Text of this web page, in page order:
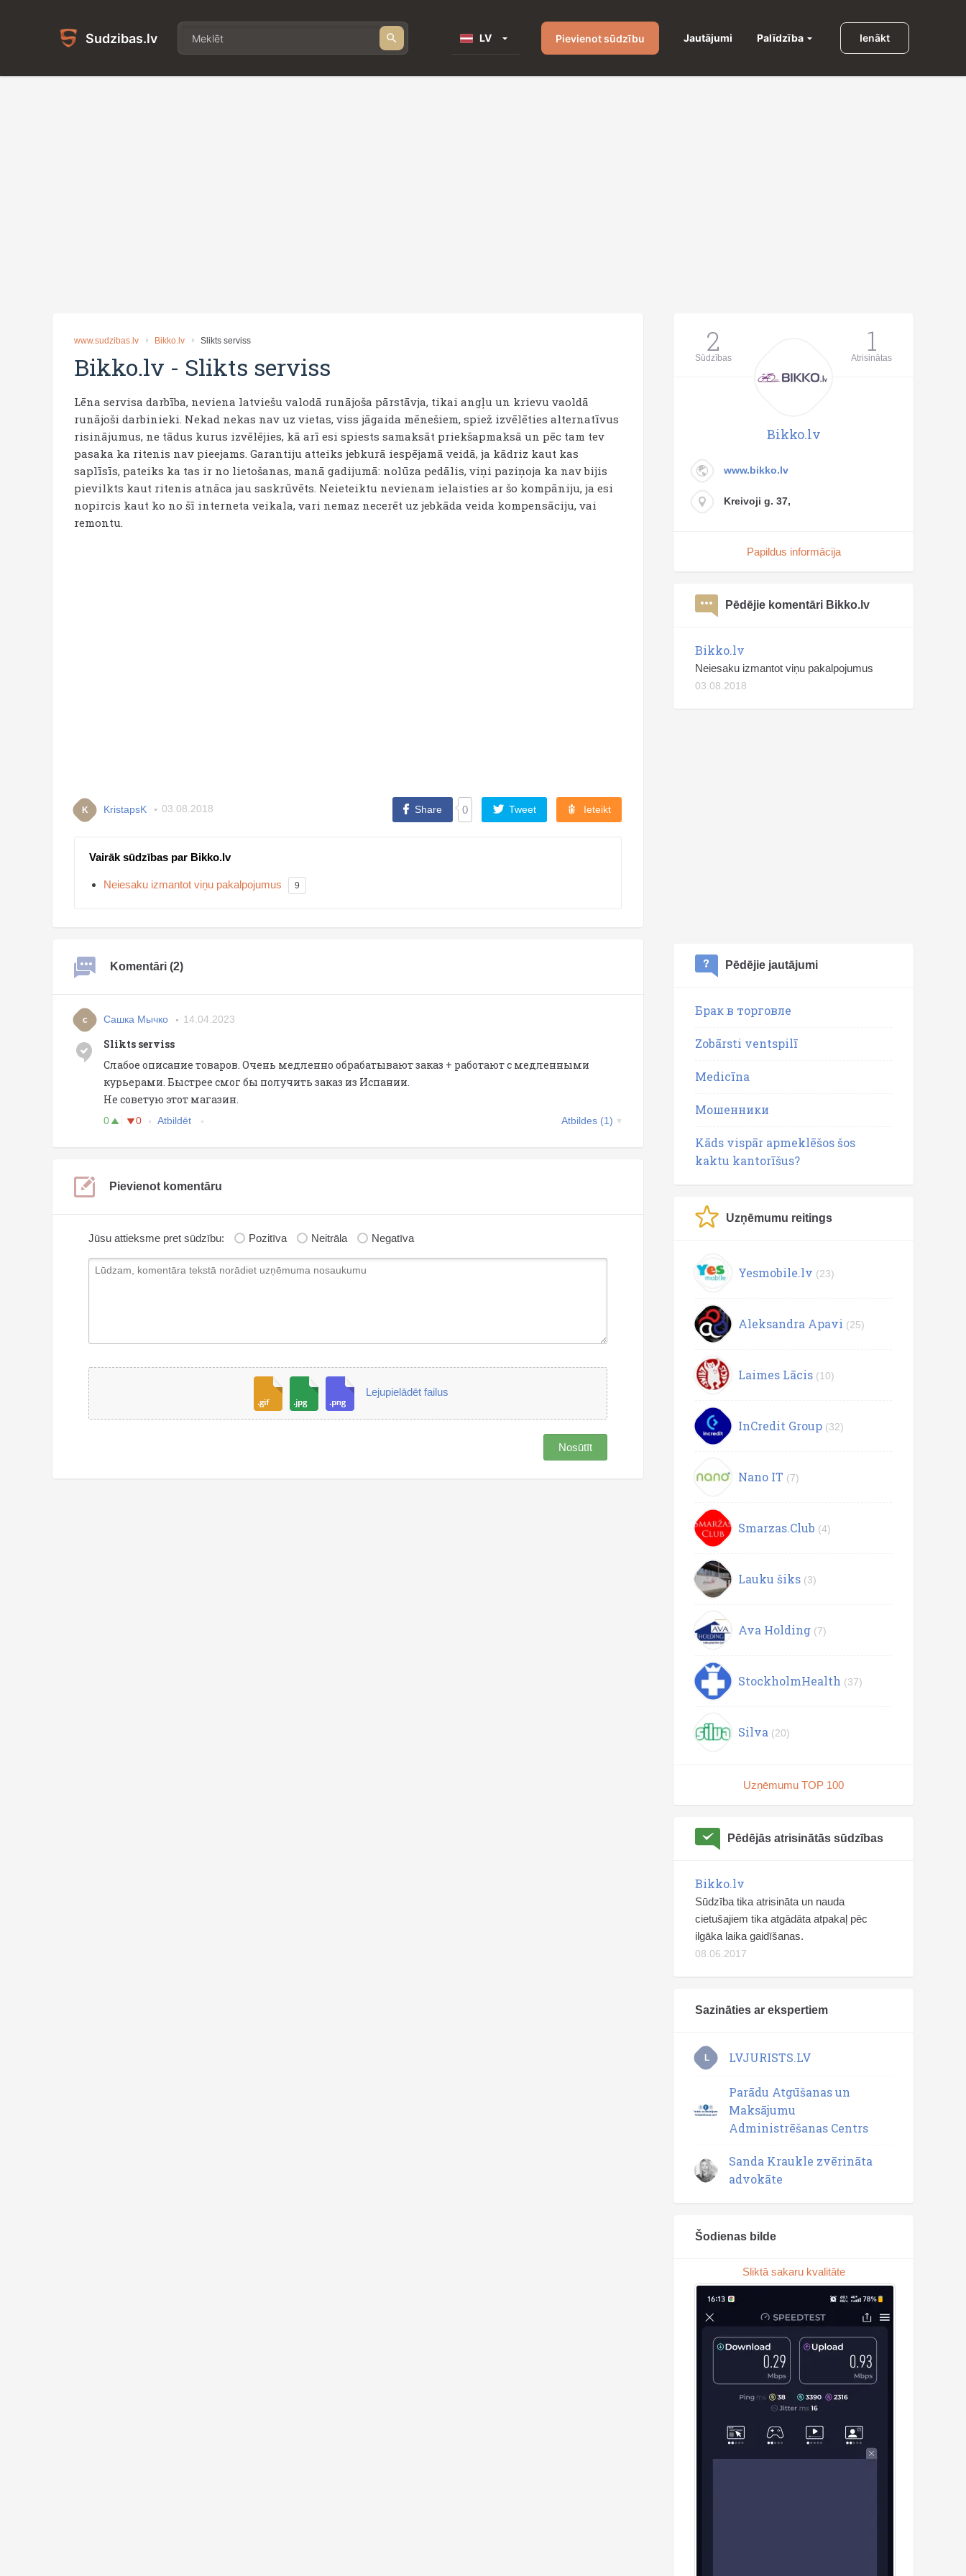
Sudzibas.lv LV Pievienot sūdzību Jautājumi Palīdzība Ienākt
www.sudzibas.lv Bikko.lv Slikts serviss
Bikko.lv - Slikts serviss
Lēna servisa darbība, neviena latviešu valodā runājoša pārstāvja, tikai angļu un krievu vaoldā
runājoši darbinieki. Nekad nekas nav uz vietas, viss jāgaida mēnešiem, spiež izvēlēties alternatīvus
risinājumus, ne tādus kurus izvēlējies, kā arī esi spiests samaksāt priekšapmaksā un pēc tam tev
pasaka ka ritenis nav pieejams. Garantiju atteiks jebkurā iespējamā veidā, ja kādriz kaut kas
saplīsīs, pateiks ka tas ir no lietošanas, manā gadijumā: nolūza pedālis, viņi paziņoja ka nav bijis
pievilkts kaut ritenis atnāca jau saskrūvēts. Neieteiktu nevienam ielaisties ar šo kompāniju, ja esi
nopircis kaut ko no šī interneta veikala, vari nemaz necerēt uz jebkāda veida kompensāciju, vai
remontu.
K KristapsK 03.08.2018 Share 0 Tweet Ieteikt
Vairāk sūdzības par Bikko.lv
Neiesaku izmantot viņu pakalpojumus 9
Komentāri (2)
с Сашка Мычко 14.04.2023
Slikts serviss
Слабое описание товаров. Очень медленно обрабатывают заказ + работают с медленными
курьерами. Быстрее смог бы получить заказ из Испании.
Не советую этот магазин.
0 0 Atbildēt Atbildes (1)
Pievienot komentāru
Jūsu attieksme pret sūdzību: Pozitīva Neitrāla Negatīva
Lejupielādēt failus
Nosūtīt
2
Sūdzības 1
Atrisinātas
Bikko.lv
www.bikko.lv
Kreivoji g. 37,
Papildus informācija
Pēdējie komentāri Bikko.lv
Bikko.lv
Neiesaku izmantot viņu pakalpojumus
03.08.2018
Pēdējie jautājumi
Брак в торговле
Zobārsti ventspilī
Medicīna
Мошенники
Kāds vispār apmeklēšos šos
kaktu kantorīšus?
Uzņēmumu reitings
Yesmobile.lv (23)
Aleksandra Apavi (25)
Laimes Lācis (10)
InCredit Group (32)
Nano IT (7)
Smarzas.Club (4)
Lauku šiks (3)
Ava Holding (7)
StockholmHealth (37)
Silva (20)
Uzņēmumu TOP 100
Pēdējās atrisinātās sūdzības
Bikko.lv
Sūdzība tika atrisināta un nauda
cietušajiem tika atgādāta atpakaļ pēc
ilgāka laika gaidīšanas.
08.06.2017
Sazināties ar ekspertiem
L LVJURISTS.LV
Parādu Atgūšanas un
Maksājumu
Administrēšanas Centrs
Sanda Kraukle zvērināta
advokāte
Šodienas bilde
Sliktā sakaru kvalitāte